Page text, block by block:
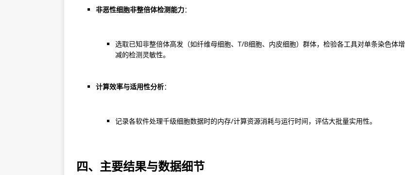
非恶性细胞非整倍体检测能力：
选取已知非整倍体高发（如纤维母细胞、T/B细胞、内皮细胞）群体，检验各工具对单条染色体增
减的检测灵敏性。
计算效率与适用性分析：
记录各软件处理千级细胞数据时的内存/计算资源消耗与运行时间，评估大批量实用性。
四、主要结果与数据细节